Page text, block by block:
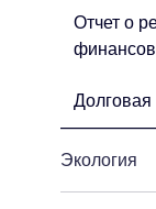
Отчет о
Долговая
Экология